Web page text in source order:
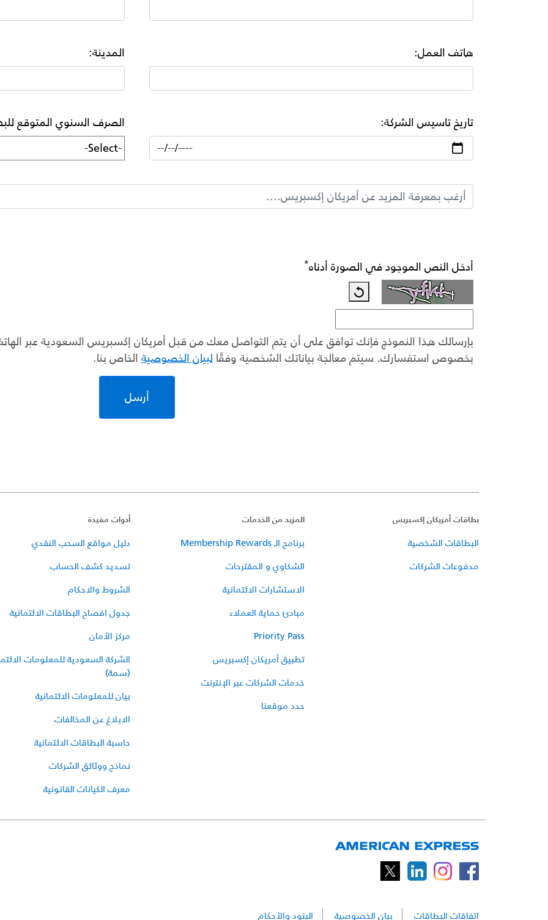
هاتف العمل: المدينة:
تاريخ تاسيس الشركة: الصرف السنوي المتوقع
أدخل النص الموجود في الصورة أدناه*
بإرسالك هذا النموذج فإنك توافق على أن يتم التواصل معك من قبل أمريكان إكسبريس السعودية عبر الهاتف
بخصوص استفسارك. سيتم معالجة بياناتك الشخصية وفقًالبيان الخصوصيةالخاص بنا.
أرسل
بطاقات أمريكان إكسبريس
البطاقات الشخصية
مدفوعات الشركات
المزيد من الخدمات
برنامج الـ Membership Rewards
الشكاوي و المقترحات
الاستشارات الائتمانية
مبادئ حماية العملاء
Priority Pass
تطبيق أمريكان إكسبريس
خدمات الشركات عبر الإنترنت
حدد موقعنا
أدوات مفيدة
دليل مواقع السحب النقدي
تسديد كشف الحساب
الشروط والاحكام
جدول افصاح البطاقات الائتمانية
مركز الأمان
الشركة السعودية للمعلومات
(سمة)
بيان للمعلومات الائتمانية
الابلاغ عن المخالفات
حاسبة البطاقات الائتمانية
نماذج ووثائق الشركات
معرف الكيانات القانونية
اتفاقات البطاقات بيان الخصوصية البنود والأحكام